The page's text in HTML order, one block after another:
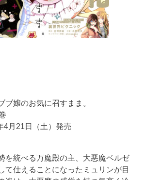
ブ嬢のお気に召すまま。
4月21日（土）発売
を統べる万魔殿の主、大悪魔ベルゼ
て仕えることになったミュリンが目